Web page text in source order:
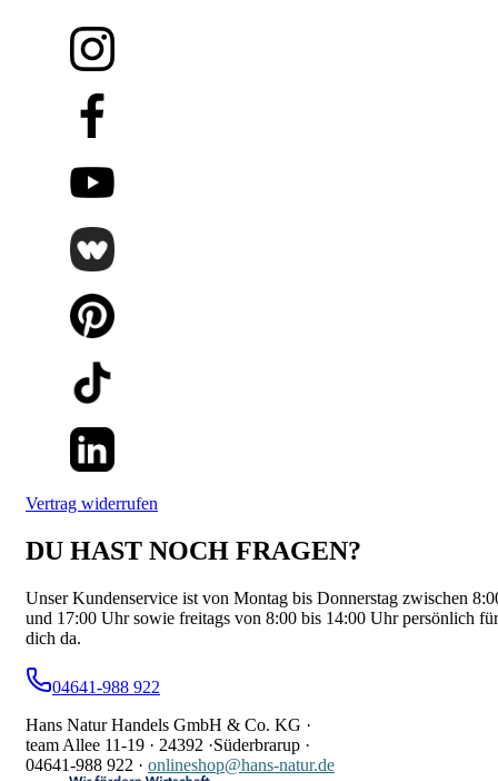
Vertrag widerrufen
DU HAST NOCH FRAGEN?
Unser Kundenservice ist von Montag bis Donnerstag zwischen
und 17:00 Uhr sowie freitags von 8:00 bis 14:00 Uhr persönlich für
dich da.
04641-988 922
Hans Natur Handels GmbH & Co. KG ·
team Allee 11-19 · 24392 ·Süderbrarup ·
04641-988 922 · onlineshop@hans-natur.de